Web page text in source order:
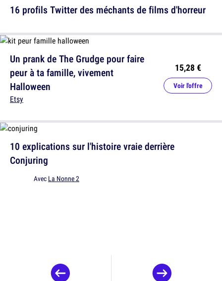
16 profils Twitter des méchants de films d'horreur
10 explications sur l'histoire vraie derrière
Conjuring
Avec La Nonne 2
Un prank de The Grudge pour faire
peur à ta famille, vivement
Halloween
Etsy
15,28 €
Voir l'offre